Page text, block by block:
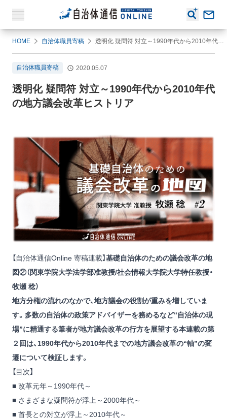
HOME 自治体職員寄稿 透明化 疑問符 対立～1990年代から2010年代の地方議会改革ヒストリア
自治体職員寄稿 2020.05.07
透明化 疑問符 対立～1990年代から2010年代
の地方議会改革ヒストリア
【自治体通信Online 寄稿連載】基礎自治体のための議会改革の地
図②（関東学院大学法学部准教授/社会情報大学院大学特任教授・
牧瀬 稔）
地方分権の流れのなかで、地方議会の役割が重みを増していま
す。多数の自治体の政策アドバイザーを務めるなど“自治体の現
場”に精通する筆者が地方議会改革の行方を展望する本連載の第
２回は、1990年代から2010年代までの地方議会改革の“軸”の変
遷について検証します。
【目次】
■ 改革元年～1990年代～
■ さまざまな疑問符が浮上～2000年代～
■ 首長との対立が浮上～2010年代～